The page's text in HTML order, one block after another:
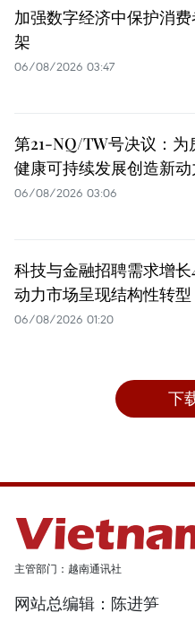
加强数字经济中保护消
架
06/08/2026 03:47
第21-NQ/TW号决议：为
健康可持续发展创造新动
06/08/2026 03:06
科技与金融招聘需求增长
动力市场呈现结构性转型
06/08/2026 01:20
下
主管部门：越南通讯社
网站总编辑：陈进笋